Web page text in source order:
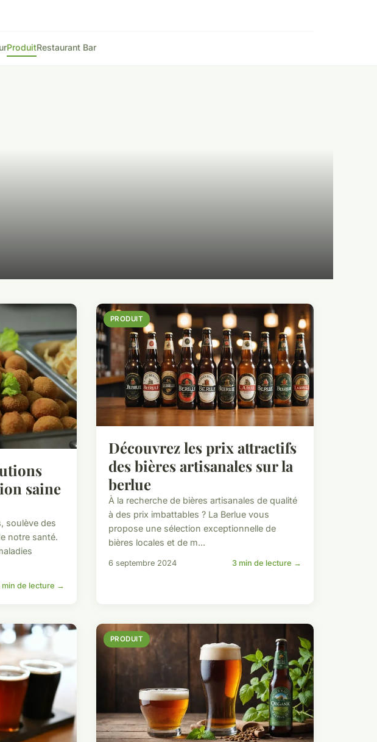
ProduitRestaurant Bar
saine
soulève des
notre santé.
min de lecture →
PRODUIT
Découvrez les prix attractifs
des bières artisanales sur la
berlue
À la recherche de bières artisanales de qualité
à des prix imbattables ? La Berlue vous
propose une sélection exceptionnelle de
bières locales et de m...
6 septembre 2024 3 min de lecture →
PRODUIT